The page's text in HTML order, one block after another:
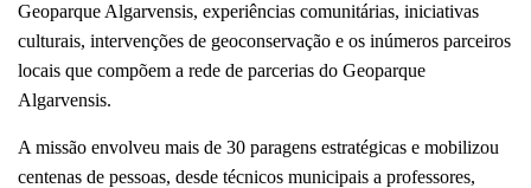
Geoparque Algarvensis, experiências comunitárias, iniciativas
culturais, intervenções de geoconservação e os inúmeros parceiros
locais que compõem a rede de parcerias do Geoparque
Algarvensis.
A missão envolveu mais de 30 paragens estratégicas e mobilizou
centenas de pessoas, desde técnicos municipais a professores,